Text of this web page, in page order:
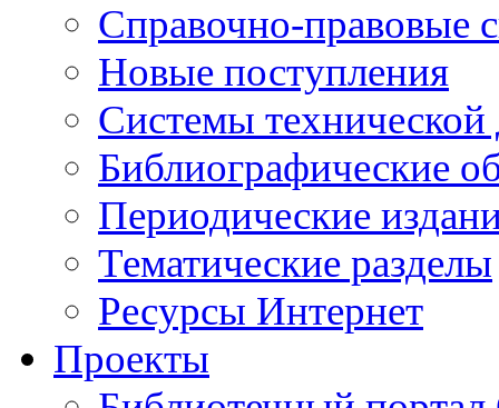
Справочно-правовые
Новые поступления
Cистемы
Библиографические
Периодические
Тематические разделы
Ресурсы Интернет
Проекты